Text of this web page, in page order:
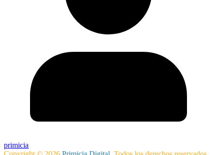
primicia